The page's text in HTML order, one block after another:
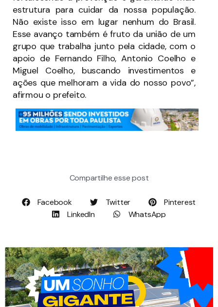
estrutura para cuidar da nossa população.
Não existe isso em lugar nenhum do Brasil.
Esse avanço também é fruto da união de um
grupo que trabalha junto pela cidade, com o
apoio de Fernando Filho, Antonio Coelho e
Miguel Coelho, buscando investimentos e
ações que melhoram a vida do nosso povo”,
afirmou o prefeito.
Compartilhe esse post
Facebook Twitter
Pinterest
LinkedIn
WhatsApp